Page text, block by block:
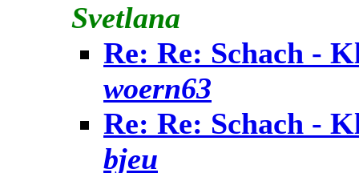
Svetlana
Re: Re: Schach -
woern63
Re: Re: Schach -
bjeu